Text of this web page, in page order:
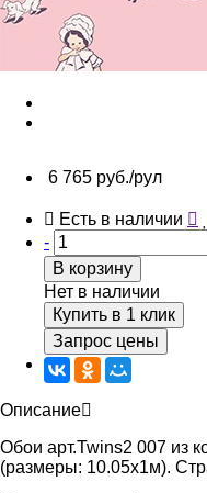
6 765 руб./рул
Есть в наличии
-
В корзину
Нет в наличии
Купить в 1 клик
Запрос цены
Описание
Обои арт.Twins2 007 из
(размеры: 10.05х1м).